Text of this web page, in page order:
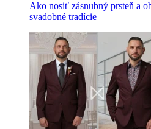
Ako nosiť zásnubný prsteň a
svadobné tradície